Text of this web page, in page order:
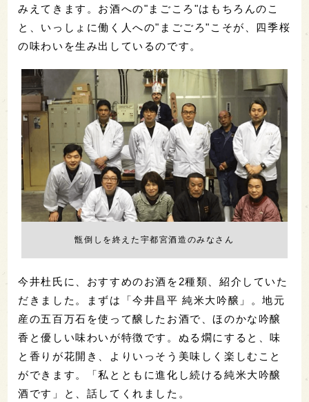
みえてきます。お酒への"まごころ"はもちろんのこ
と、いっしょに働く人への"まごごろ"こそが、四季桜
の味わいを生み出しているのです。
甑倒しを終えた宇都宮酒造のみなさん
今井杜氏に、おすすめのお酒を2種類、紹介していた
だきました。まずは「今井昌平 純米大吟醸」。地元
産の五百万石を使って醸したお酒で、ほのかな吟醸
香と優しい味わいが特徴です。ぬる燗にすると、味
と香りが花開き、よりいっそう美味しく楽しむこと
ができます。「私とともに進化し続ける純米大吟醸
酒です」と、話してくれました。